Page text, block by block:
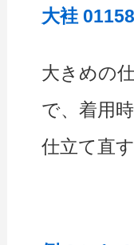
大袿 01158
大きめの
で、着用
仕立て直す